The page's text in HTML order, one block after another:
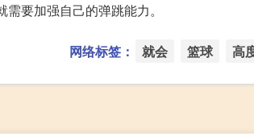
要加强自己的弹跳能力。
网络标签： 就会 篮球 高